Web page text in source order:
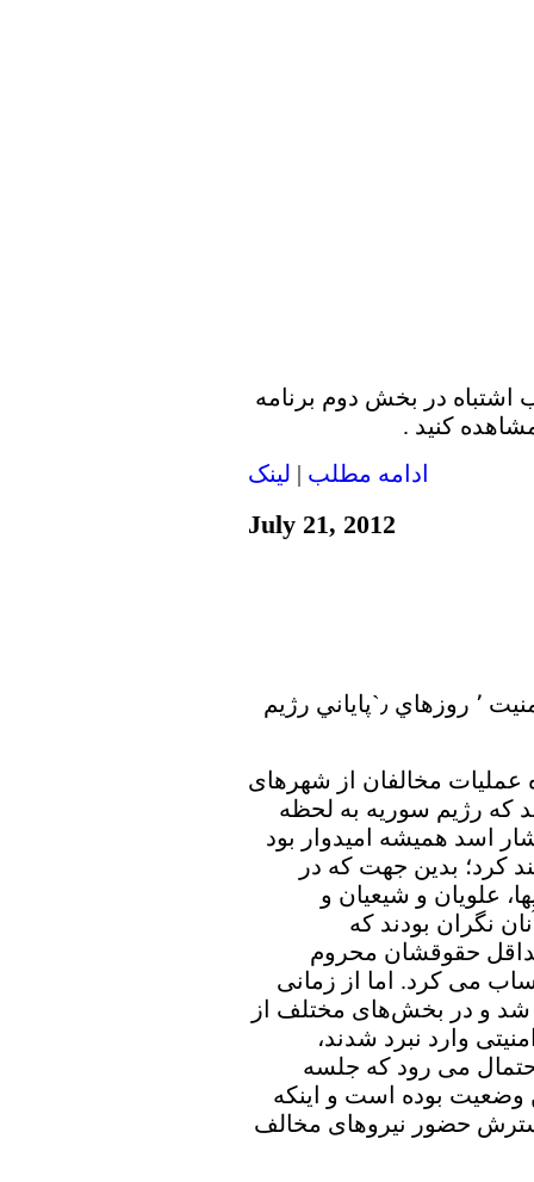
اشتباه در بخش دوم برنامه
کنید .
ادامه مطلب | لينک
July 21, 2012
روسيه و وتوي قطعنامه شوراي امنيت ٬ روزهاي ٫`پاياني رژيم
عملیات مخالفان از شهرهای
که رژیم سوریه به لحظه
اسد همیشه امیدوار بود
کرد؛ بدین جهت که در
علویان و شیعیان و
نگران بودند که
حقوقشان محروم
می کرد. اما از زمانی
شد و در بخش‌های مختلف از
وارد نبرد شدند،
می رود که جلسه
بوده است و اینکه
حضور نیروهای مخالف